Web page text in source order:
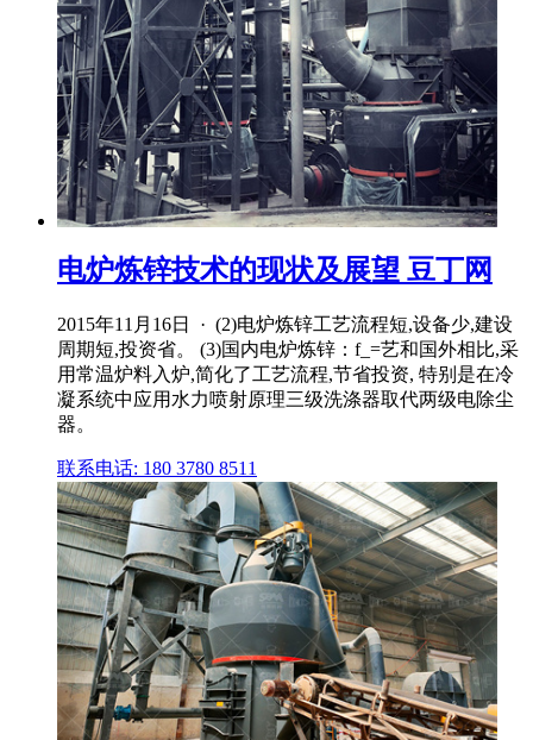
电炉炼锌技术的现状及展望 豆丁网
2015年11月16日 · (2)电炉炼锌工艺流程短,设备少,建设
周期短,投资省。 (3)国内电炉炼锌：f_=艺和国外相比,采
用常温炉料入炉,简化了工艺流程,节省投资, 特别是在冷
凝系统中应用水力喷射原理三级洗涤器取代两级电除尘
器。
联系电话: 180 3780 8511